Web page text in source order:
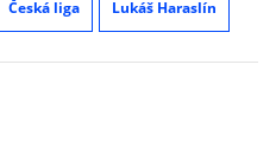
Česká liga Lukáš Haraslín